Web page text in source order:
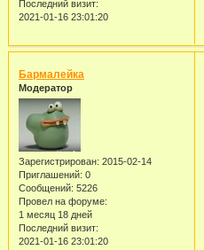
Последний визит:
2021-01-16 23:01:20
Бармалейка
Модератор
Зарегистрирован: 2015-02-14
Приглашений: 0
Сообщений: 5226
Провел на форуме:
1 месяц 18 дней
Последний визит:
2021-01-16 23:01:20